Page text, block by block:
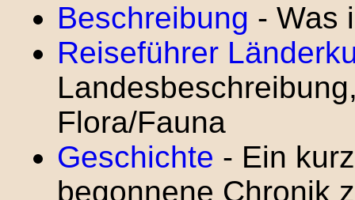
Beschreibung - Was
Reiseführer
Flora/Fauna
Geschichte - Ein
begonnene Chronik